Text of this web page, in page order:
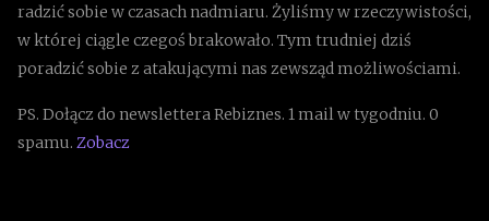
radzić sobie w czasach nadmiaru. Żyliśmy w rzeczywistości,
w której ciągle czegoś brakowało. Tym trudniej dziś
poradzić sobie z atakującymi nas zewsząd możliwościami.
PS. Dołącz do newslettera Rebiznes. 1 mail w tygodniu. 0
spamu. Zobacz